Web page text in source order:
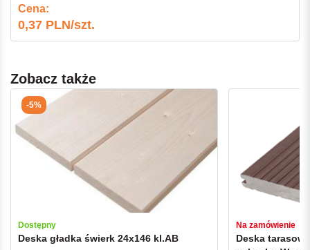
Cena:
0,37 PLN/szt.
Zobacz także
-5%
Dostępny
Deska gładka świerk 24x146 kl.AB
Na zamówienie
Deska